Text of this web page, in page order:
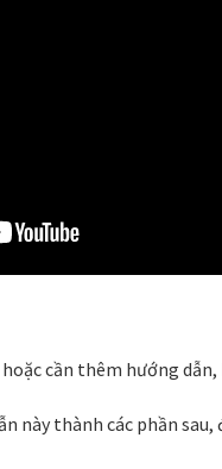
cần thêm hướng
này thành các phần